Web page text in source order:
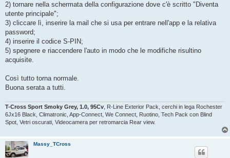
2) tornare nella schermata della configurazione dove c'è scritto "Diventa
utente principale";
3) cliccare lì, inserire la mail che si usa per entrare nell'app e la relativa
password;
4) inserire il codice S-PIN;
5) spegnere e riaccendere l'auto in modo che le modifiche risultino
acquisite.
Così tutto torna normale.
Buona serata a tutti.
T-Cross Sport Smoky Grey, 1.0, 95Cv , R-Line Exterior Pack, cerchi in lega Rochester
6Jx16 Black, Climatronic, App-Connect, We Connect, Ruotino, Tech Pack con Blind
Spot, Vetri oscurati, Videocamera per retromarcia Rear view.
Massy_TCross